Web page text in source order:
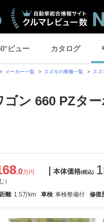
ビュー カタログ
メーカー一覧 スズキの車種一覧 スズ
ゴン 660 PZタ
.0万円
）
本体価格(税込)
離 1.5万km 車検 車検整備付 修復